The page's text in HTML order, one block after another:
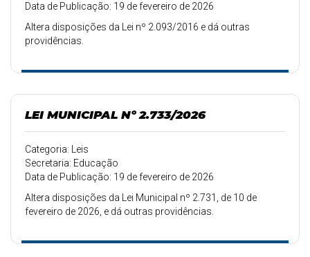
Data de Publicação: 19 de fevereiro de 2026
Altera disposições da Lei nº 2.093/2016 e dá outras
providências.
LEI MUNICIPAL Nº 2.733/2026
Categoria: Leis
Secretaria: Educação
Data de Publicação: 19 de fevereiro de 2026
Altera disposições da Lei Municipal nº 2.731, de 10 de
fevereiro de 2026, e dá outras providências.